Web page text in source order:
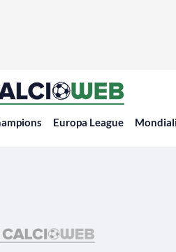
Europa League